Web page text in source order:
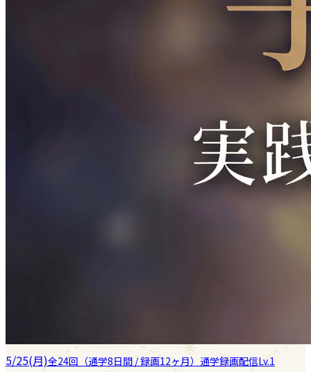
5/25(月)全24回（通学8日間 / 録画12ヶ月） 通学録画配信Lv.1